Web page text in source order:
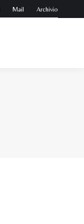
Mail Archivio